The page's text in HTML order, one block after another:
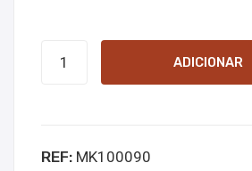
Quantidade
pellets
ADICIONAR
REF: MK100090